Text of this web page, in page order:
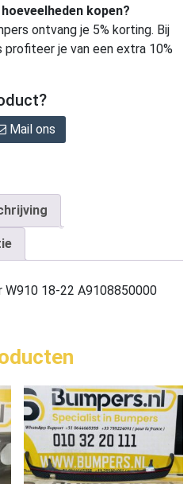
kopen?
ontvang je 5% korting. Bij
profiteer je van een extra 10%
Mail ons
W910 18-22 A9108850000